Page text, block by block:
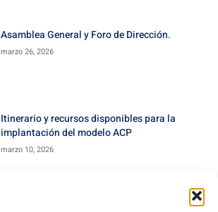
Asamblea General y Foro de Dirección.
marzo 26, 2026
Itinerario y recursos disponibles para la
implantación del modelo ACP
marzo 10, 2026